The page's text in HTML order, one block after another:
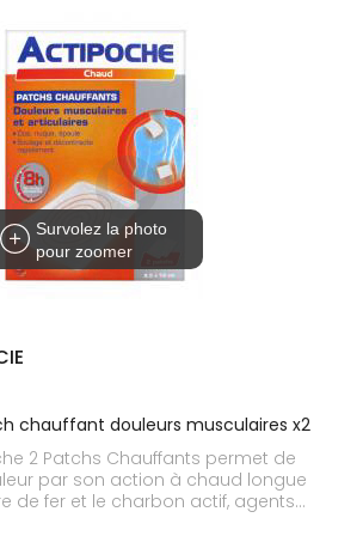
Survolez la photo
pour zoomer
chauffant douleurs musculaires x2
2 Patchs Chauffants permet de
par son action à chaud longue
dans le patch, produisent